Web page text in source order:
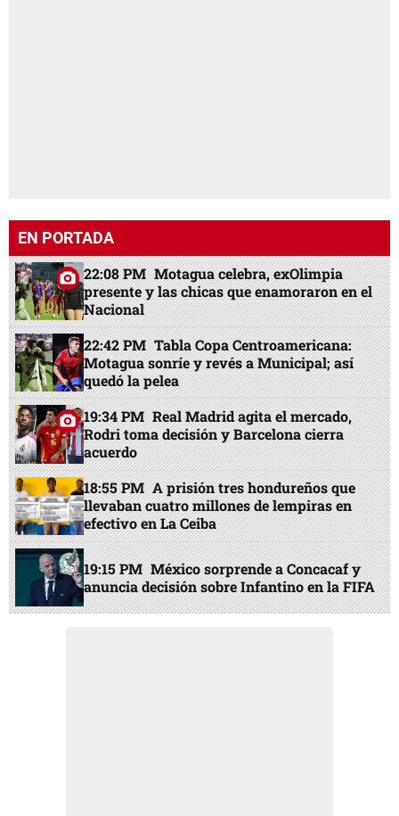
EN PORTADA
22:08 PM Motagua celebra, exOlimpia
presente y las chicas que enamoraron en el
Nacional
22:42 PM Tabla Copa Centroamericana:
Motagua sonríe y revés a Municipal; así
quedó la pelea
19:34 PM Real Madrid agita el mercado,
Rodri toma decisión y Barcelona cierra
acuerdo
18:55 PM A prisión tres hondureños que
llevaban cuatro millones de lempiras en
efectivo en La Ceiba
19:15 PM México sorprende a Concacaf y
anuncia decisión sobre Infantino en la FIFA